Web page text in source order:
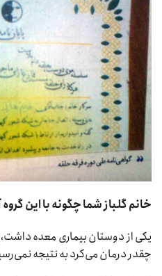
خانم گلباز شما چگونه با این
یکی از دوستان بیماری معده
چقدر درمان می‌کرد به نتیجه